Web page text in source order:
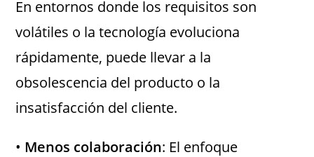
En entornos donde los requisitos son
volátiles o la tecnología evoluciona
rápidamente, puede llevar a la
obsolescencia del producto o la
insatisfacción del cliente.
• Menos colaboración: El enfoque